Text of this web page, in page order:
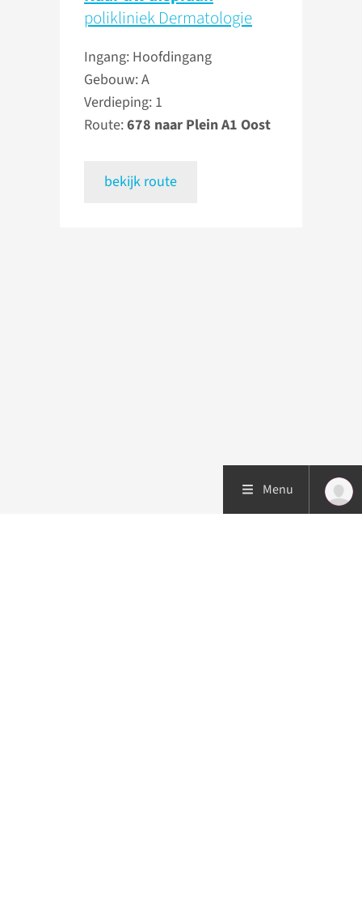
polikliniek Dermatologie
Ingang: Hoofdingang
Gebouw: A
Verdieping: 1
Route:678 naar Plein A1 Oost
bekijk route
Menu